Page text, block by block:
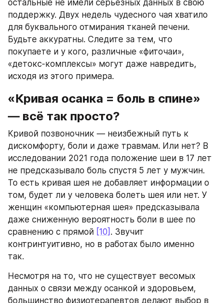
остальные не имели серьезных данных в свою
поддержку. Двух недель чудесного чая хватило
для буквального отмирания тканей печени.
Будьте аккуратны. Следите за тем, что
покупаете и у кого, различные «фиточаи»,
«детокс-комплексы» могут даже навредить,
исходя из этого примера.
«Кривая осанка = боль в спине»
— всё так просто?
Кривой позвоночник — неизбежный путь к
дискомфорту, боли и даже травмам. Или нет? В
исследовании 2021 года положение шеи в 17 лет
не предсказывало боль спустя 5 лет у мужчин.
То есть кривая шея не добавляет информации о
том, будет ли у человека болеть шея или нет. У
женщин «компьютерная шея» предсказывала
даже сниженную вероятность боли в шее по
сравнению с прямой [10] . Звучит
контринтуитивно, но в работах было именно
так.
Несмотря на то, что не существует весомых
данных о связи между осанкой и здоровьем,
большинство физиотерапевтов делают выбор в